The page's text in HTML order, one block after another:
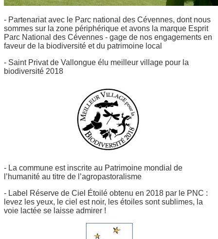
- Partenariat avec le Parc national des Cévennes, dont nous
sommes sur la zone périphérique et avons la marque Esprit
Parc National des Cévennes - gage de nos engagements en
faveur de la biodiversité et du patrimoine local
- Saint Privat de Vallongue élu meilleur village pour la
biodiversité 2018
- La commune est inscrite au Patrimoine mondial de
l’humanité au titre de l’agropastoralisme
- Label Réserve de Ciel Étoilé obtenu en 2018 par le PNC :
levez les yeux, le ciel est noir, les étoiles sont sublimes, la
voie lactée se laisse admirer !